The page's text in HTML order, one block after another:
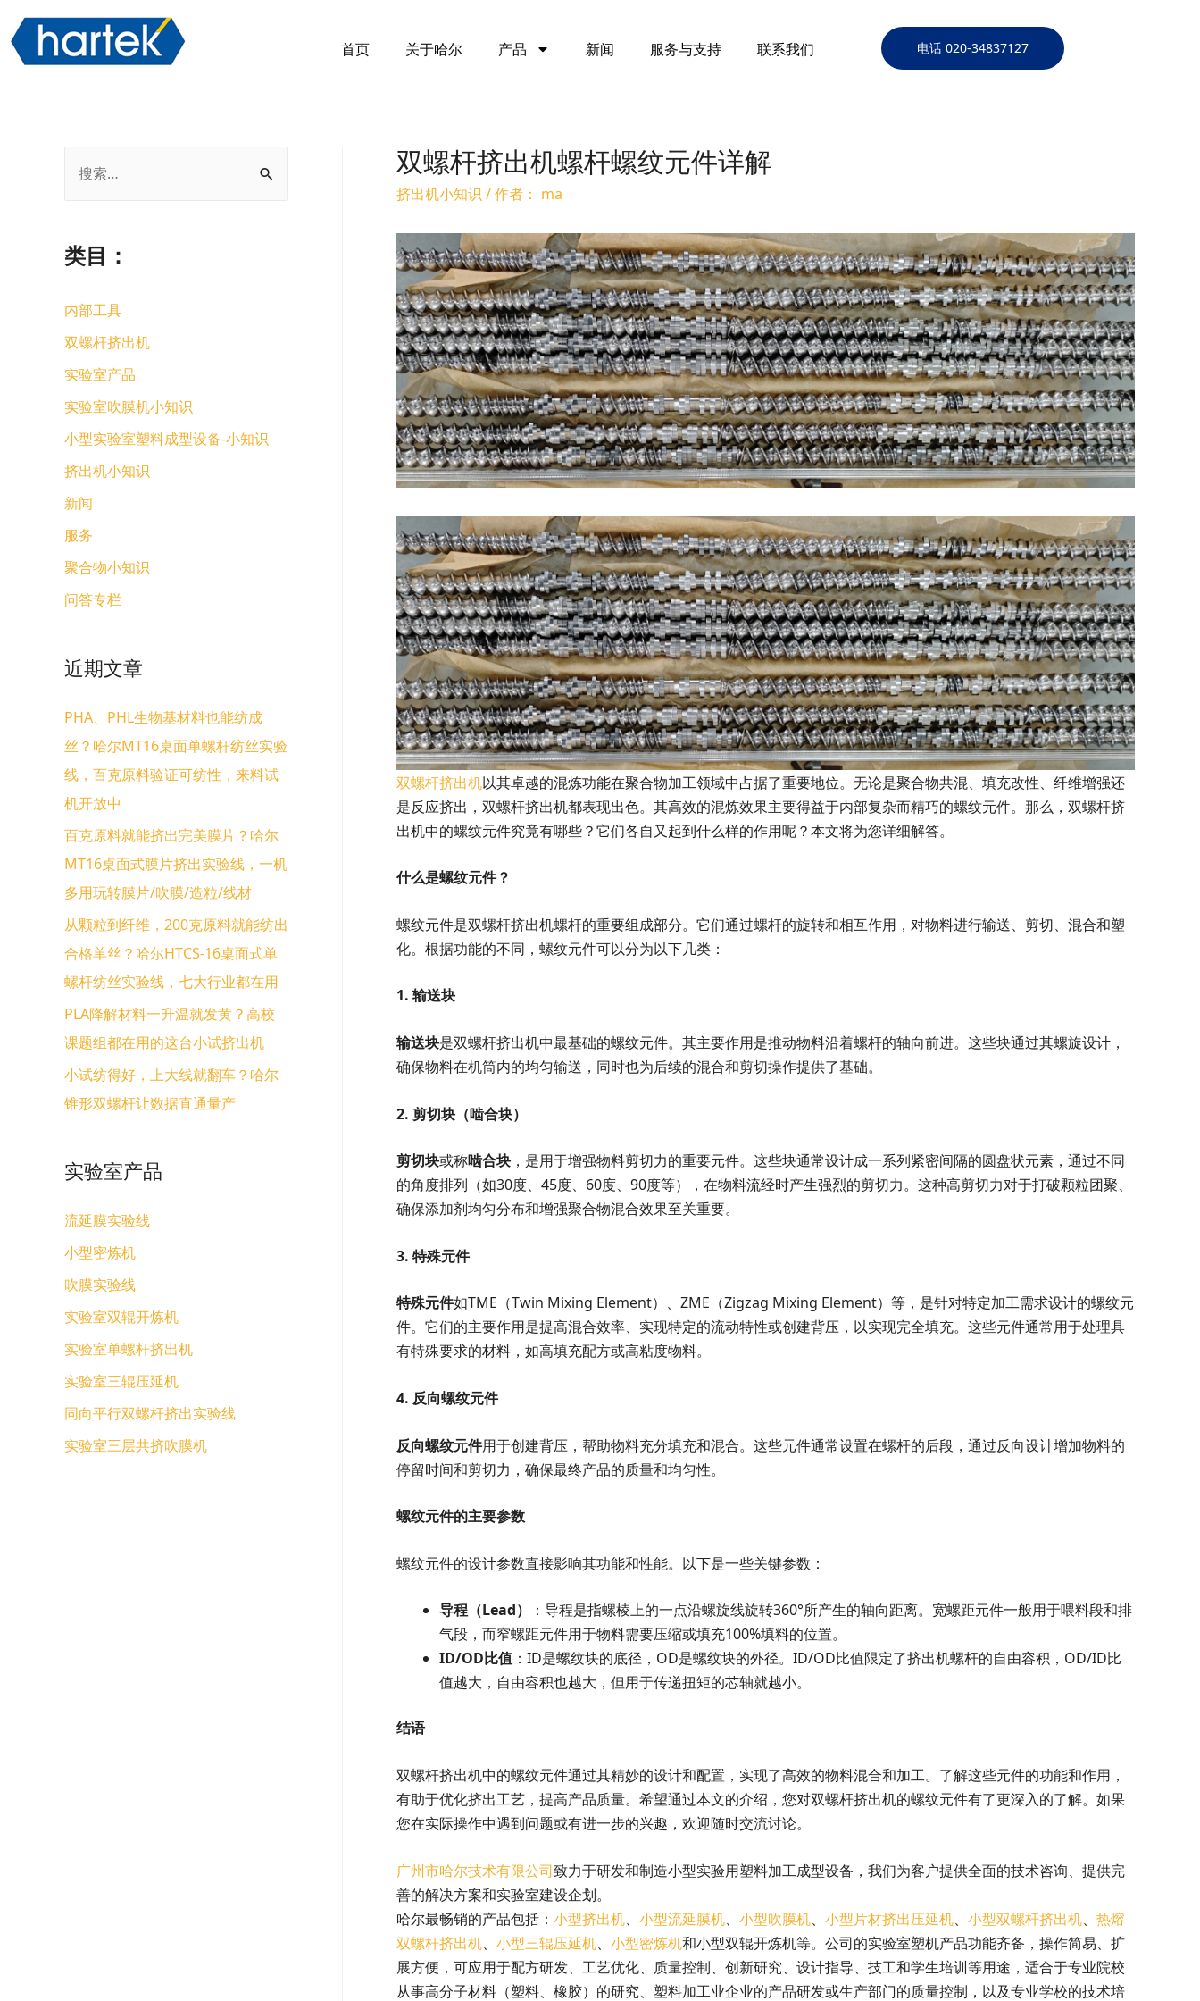
首页 关于哈尔 产品 新闻 服务与支持 联系我们 电话 020-34837127
类目：
内部工具
双螺杆挤出机
实验室产品
实验室吹膜机小知识
小型实验室塑料成型设备-小知识
挤出机小知识
新闻
服务
聚合物小知识
问答专栏
近期文章
PHA、PHL生物基材料也能纺成
丝？哈尔MT16桌面单螺杆纺丝实验
线，百克原料验证可纺性，来料试
机开放中
百克原料就能挤出完美膜片？哈尔
MT16桌面式膜片挤出实验线，一机
多用玩转膜片/吹膜/造粒/线材
从颗粒到纤维，200克原料就能纺出
合格单丝？哈尔HTCS-16桌面式单
螺杆纺丝实验线，七大行业都在用
PLA降解材料一升温就发黄？高校
课题组都在用的这台小试挤出机
小试纺得好，上大线就翻车？哈尔
锥形双螺杆让数据直通量产
实验室产品
流延膜实验线
小型密炼机
吹膜实验线
实验室双辊开炼机
实验室单螺杆挤出机
实验室三辊压延机
同向平行双螺杆挤出实验线
实验室三层共挤吹膜机
双螺杆挤出机螺杆螺纹元件详解
挤出机小知识 / 作者： ma
双螺杆挤出机以其卓越的混炼功能在聚合物加工领域中占据了重要地位。无论是聚合物共混、填充改性、纤维增强还
是反应挤出，双螺杆挤出机都表现出色。其高效的混炼效果主要得益于内部复杂而精巧的螺纹元件。那么，双螺杆挤
出机中的螺纹元件究竟有哪些？它们各自又起到什么样的作用呢？本文将为您详细解答。
什么是螺纹元件？
螺纹元件是双螺杆挤出机螺杆的重要组成部分。它们通过螺杆的旋转和相互作用，对物料进行输送、剪切、混合和塑
化。根据功能的不同，螺纹元件可以分为以下几类：
1. 输送块
输送块是双螺杆挤出机中最基础的螺纹元件。其主要作用是推动物料沿着螺杆的轴向前进。这些块通过其螺旋设计，
确保物料在机筒内的均匀输送，同时也为后续的混合和剪切操作提供了基础。
2. 剪切块（啮合块）
剪切块或称啮合块 ，是用于增强物料剪切力的重要元件。这些块通常设计成一系列紧密间隔的圆盘状元素，通过不同
的角度排列（如30度、45度、60度、90度等），在物料流经时产生强烈的剪切力。这种高剪切力对于打破颗粒团聚、
确保添加剂均匀分布和增强聚合物混合效果至关重要。
3. 特殊元件
特殊元件如TME（Twin Mixing Element）、ZME（Zigzag Mixing Element）等，是针对特定加工需求设计的螺纹元
件。它们的主要作用是提高混合效率、实现特定的流动特性或创建背压，以实现完全填充。这些元件通常用于处理具
有特殊要求的材料，如高填充配方或高粘度物料。
4. 反向螺纹元件
反向螺纹元件用于创建背压，帮助物料充分填充和混合。这些元件通常设置在螺杆的后段，通过反向设计增加物料的
停留时间和剪切力，确保最终产品的质量和均匀性。
螺纹元件的主要参数
螺纹元件的设计参数直接影响其功能和性能。以下是一些关键参数：
导程（Lead）
：导程是指螺棱上的一点沿螺旋线旋转360°所产生的轴向距离。宽螺距元件一般用于喂料段和排
气段，而窄螺距元件用于物料需要压缩或填充100%填料的位置。
ID/OD比值 ：ID是螺纹块的底径，OD是螺纹块的外径。ID/OD比值限定了挤出机螺杆的自由容积，OD/ID比
值越大，自由容积也越大，但用于传递扭矩的芯轴就越小。
结语
双螺杆挤出机中的螺纹元件通过其精妙的设计和配置，实现了高效的物料混合和加工。了解这些元件的功能和作用，
有助于优化挤出工艺，提高产品质量。希望通过本文的介绍，您对双螺杆挤出机的螺纹元件有了更深入的了解。如果
您在实际操作中遇到问题或有进一步的兴趣，欢迎随时交流讨论。
广州市哈尔技术有限公司致力于研发和制造小型实验用塑料加工成型设备，我们为客户提供全面的技术咨询、提供完
善的解决方案和实验室建设企划。
哈尔最畅销的产品包括： 小型挤出机、 小型流延膜机、 小型吹膜机、 小型片材挤出压延机、 小型双螺杆挤出机、 热熔
双螺杆挤出机、 小型三辊压延机、 小型密炼机和小型双辊开炼机等。公司的实验室塑机产品功能齐备，操作简易、扩
展方便，可应用于配方研发、工艺优化、质量控制、创新研究、设计指导、技工和学生培训等用途，适合于专业院校
从事高分子材料（塑料、橡胶）的研究、塑料加工业企业的产品研发或生产部门的质量控制，以及专业学校的技术培